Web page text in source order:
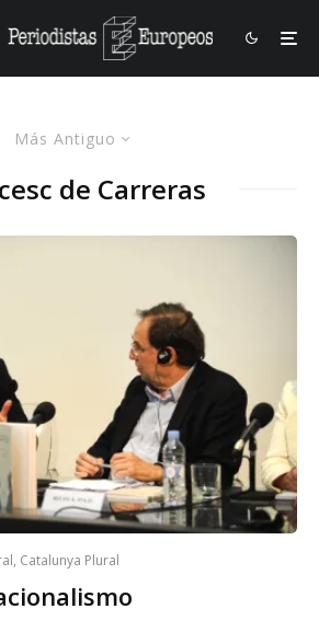
Más Antiguo
de Carreras
Catalunya Plural